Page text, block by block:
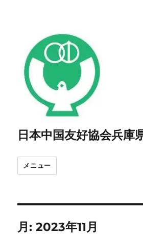
日本中国友好協会兵庫
メニュー
月:2023年11月